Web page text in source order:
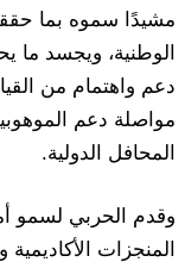
مشيدًا سموه بما
الوطنية، ويجسد ما
دعم واهتمام من
مواصلة دعم
المحافل الدولية.
وقدم الحربي لسمو
المنجزات